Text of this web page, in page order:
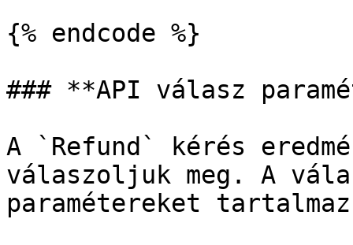
{% endcode %}
### **API válasz
A `Refund` kérés
válaszoljuk meg. A
paramétereket